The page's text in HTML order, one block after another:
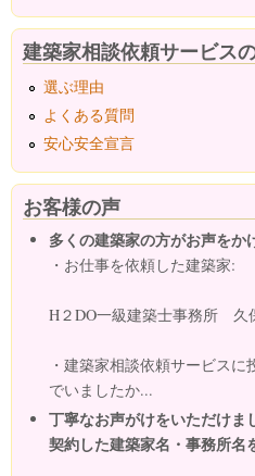
建築家相談依頼サービス
選ぶ理由
よくある質問
安心安全宣言
お客様の声
多くの建築家の方がお声をか
・お仕事を依頼した建築家:
H２DO一級建築士事務所
・建築家相談依頼サービス
でいましたか...
丁寧なお声がけをいただけま
契約した建築家名・事務所名